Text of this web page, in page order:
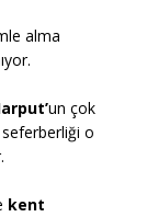
alma
un çok
o
kent